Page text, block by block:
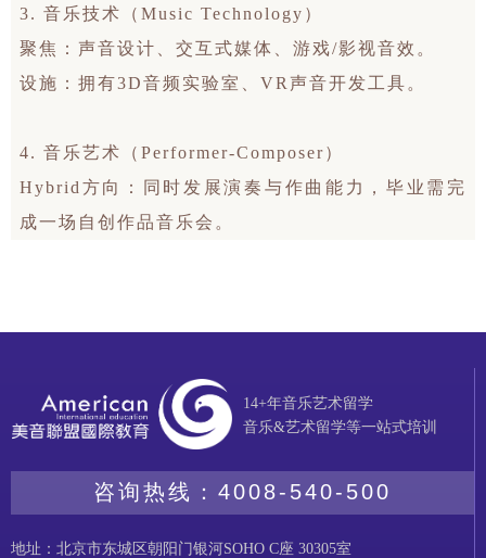
3. 音乐技术（Music Technology）
聚焦：声音设计、交互式媒体、游戏/影视音效。
设施：拥有3D音频实验室、VR声音开发工具。
4. 音乐艺术（Performer-Composer）
Hybrid方向：同时发展演奏与作曲能力，毕业需完
成一场自创作品音乐会。
14+年音乐艺术留学
音乐&艺术留学等一站式培训
咨询热线： 4008-540-500
地址：北京市东城区朝阳门银河SOHO C座 30305室